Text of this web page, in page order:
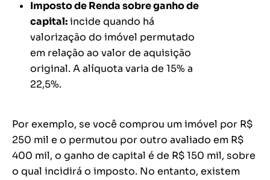
Imposto de Renda sobre ganho de
capital:incide quando há
valorização do imóvel permutado
em relação ao valor de aquisição
original. A alíquota varia de 15% a
22,5%.
Por exemplo, se você comprou um imóvel por R$
250 mil e o permutou por outro avaliado em R$
400 mil, o ganho de capital é de R$ 150 mil, sobre
o qual incidirá o imposto. No entanto, existem